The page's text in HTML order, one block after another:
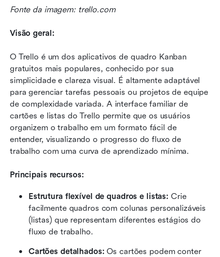
Fonte da imagem: trello.com
Visão geral:
O Trello é um dos aplicativos de quadro Kanban
gratuitos mais populares, conhecido por sua
simplicidade e clareza visual. É altamente adaptável
para gerenciar tarefas pessoais ou projetos de equipe
de complexidade variada. A interface familiar de
cartões e listas do Trello permite que os usuários
organizem o trabalho em um formato fácil de
entender, visualizando o progresso do fluxo de
trabalho com uma curva de aprendizado mínima.
Principais recursos:
Estrutura flexível de quadros e listas: Crie
facilmente quadros com colunas personalizáveis
(listas) que representam diferentes estágios do
fluxo de trabalho.
Cartões detalhados: Os cartões podem conter